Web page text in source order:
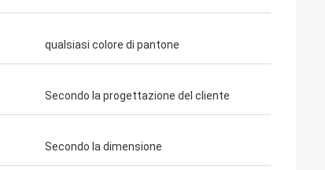
qualsiasi colore di pantone
Secondo la progettazione del cliente
Secondo la dimensione